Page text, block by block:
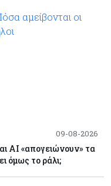
αμείβονται οι
09-08-2026
AI «απογειώνουν» τα
όμως το ράλι;